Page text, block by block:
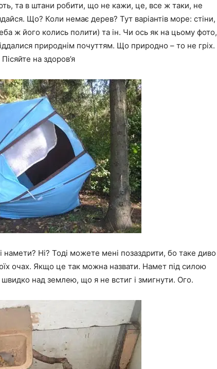
та в штани робити, що не кажи, це, все ж таки, не
Що? Коли немає дерев? Тут варіантів море: стіни,
ж його колись полити) та ін. Чи ось як на цьому фото,
природнім почуттям. Що природно – то не гріх.
Пісяйте на здоров’я
намети? Ні? Тоді можете мені позаздрити, бо таке диво
очах. Якщо це так можна назвати. Намет під силою
швидко над землею, що я не встиг і змигнути. Ого.